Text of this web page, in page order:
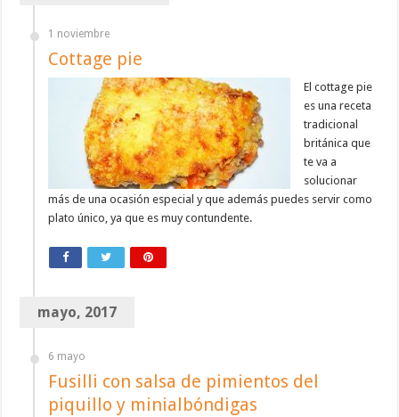
1 noviembre
Cottage pie
El cottage pie
es una receta
tradicional
británica que
te va a
solucionar
más de una ocasión especial y que además puedes servir como
plato único, ya que es muy contundente.
mayo, 2017
6 mayo
Fusilli con salsa de pimientos del
piquillo y minialbóndigas